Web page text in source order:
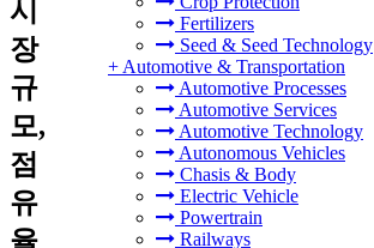
Fertilizers
Seed & Seed Technology
+ Automotive & Transportation
Automotive Processes
Automotive Services
Automotive Technology
Autonomous Vehicles
Chasis & Body
Electric Vehicle
Powertrain
Railways
시
장
규
모,
점
유
율